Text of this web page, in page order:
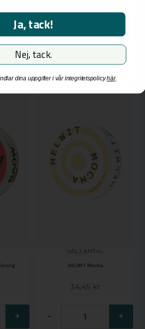
+
VÄLJ ANTAL
HELWIT Mocha
34,45 kr
- +
18 år
över 18 år
Ja, tack!
Nej, tack.
dina uppgifter i vår integritetspolicyhär.